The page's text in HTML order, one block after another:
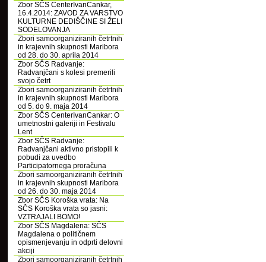
Zbor SČS CenterIvanCankar,
16.4.2014: ZAVOD ZA VARSTVO
KULTURNE DEDIŠČINE SI ŽELI
SODELOVANJA
Zbori samoorganiziranih četrtnih
in krajevnih skupnosti Maribora
od 28. do 30. aprila 2014
Zbor SČS Radvanje:
Radvanjčani s kolesi premerili
svojo četrt
Zbori samoorganiziranih četrtnih
in krajevnih skupnosti Maribora
od 5. do 9. maja 2014
Zbor SČS CenterIvanCankar: O
umetnostni galeriji in Festivalu
Lent
Zbor SČS Radvanje:
Radvanjčani aktivno pristopili k
pobudi za uvedbo
Participatornega proračuna
Zbori samoorganiziranih četrtnih
in krajevnih skupnosti Maribora
od 26. do 30. maja 2014
Zbor SČS Koroška vrata: Na
SČS Koroška vrata so jasni:
VZTRAJALI BOMO!
Zbor SČS Magdalena: SČS
Magdalena o političnem
opismenjevanju in odprti delovni
akciji
Zbori samoorganiziranih četrtnih